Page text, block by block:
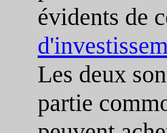
évidents de
Les deux
partie